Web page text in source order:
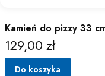
Kamień do pizzy 33
Cena
129,00 zł
Do koszyka